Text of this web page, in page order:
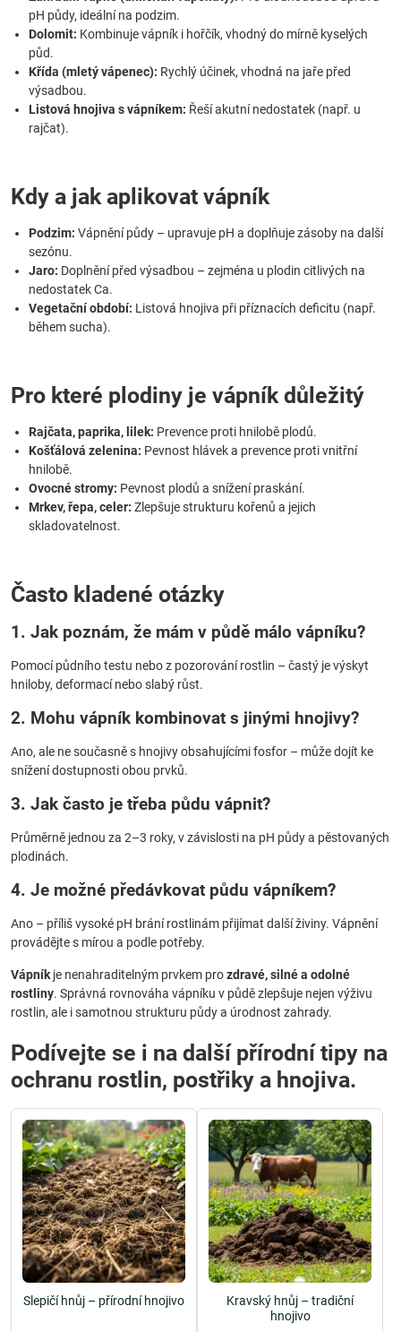
pH půdy, ideální na podzim.
Dolomit: Kombinuje vápník i hořčík, vhodný do mírně kyselých
půd.
Křída (mletý vápenec): Rychlý účinek, vhodná na jaře před
výsadbou.
Listová hnojiva s vápníkem: Řeší akutní nedostatek (např. u
rajčat).
Kdy a jak aplikovat vápník
Podzim: Vápnění půdy – upravuje pH a doplňuje zásoby na další
sezónu.
Jaro: Doplnění před výsadbou – zejména u plodin citlivých na
nedostatek Ca.
Vegetační období: Listová hnojiva při příznacích deficitu (např.
během sucha).
Pro které plodiny je vápník důležitý
Rajčata, paprika, lilek: Prevence proti hnilobě plodů.
Košťálová zelenina: Pevnost hlávek a prevence proti vnitřní
hnilobě.
Ovocné stromy: Pevnost plodů a snížení praskání.
Mrkev, řepa, celer: Zlepšuje strukturu kořenů a jejich
skladovatelnost.
Často kladené otázky
1. Jak poznám, že mám v půdě málo vápníku?
Pomocí půdního testu nebo z pozorování rostlin – častý je výskyt
hniloby, deformací nebo slabý růst.
2. Mohu vápník kombinovat s jinými hnojivy?
Ano, ale ne současně s hnojivy obsahujícími fosfor – může dojít ke
snížení dostupnosti obou prvků.
3. Jak často je třeba půdu vápnit?
Průměrně jednou za 2–3 roky, v závislosti na pH půdy a pěstovaných
plodinách.
4. Je možné předávkovat půdu vápníkem?
Ano – příliš vysoké pH brání rostlinám přijímat další živiny. Vápnění
provádějte s mírou a podle potřeby.
Vápník je nenahraditelným prvkem prozdravé, silné a odolné
rostliny. Správná rovnováha vápníku v půdě zlepšuje nejen výživu
rostlin, ale i samotnou strukturu půdy a úrodnost zahrady.
Podívejte se i na další přírodní tipy na
ochranu rostlin, postřiky a hnojiva.
Slepičí hnůj – přírodní hnojivo
Kravský hnůj – tradiční
hnojivo